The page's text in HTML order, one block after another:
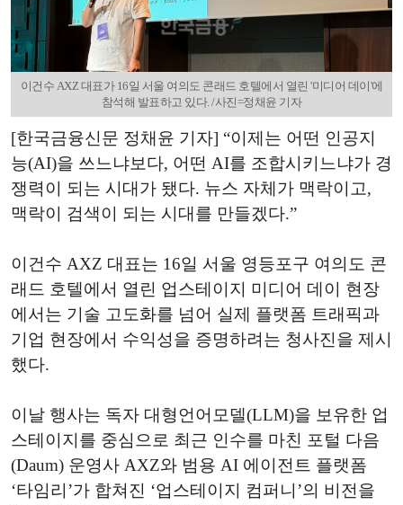
이건수 AXZ 대표가 16일 서울 여의도 콘래드 호텔에서 열린 '미디어 데이'에
참석해 발표하고 있다. /사진=정채윤 기자
[한국금융신문 정채윤 기자] “이제는 어떤 인공지
능(AI)을 쓰느냐보다, 어떤 AI를 조합시키느냐가 경
쟁력이 되는 시대가 됐다. 뉴스 자체가 맥락이고,
맥락이 검색이 되는 시대를 만들겠다.”
이건수 AXZ 대표는 16일 서울 영등포구 여의도 콘
래드 호텔에서 열린 업스테이지 미디어 데이 현장
에서는 기술 고도화를 넘어 실제 플랫폼 트래픽과
기업 현장에서 수익성을 증명하려는 청사진을 제시
했다.
이날 행사는 독자 대형언어모델(LLM)을 보유한 업
스테이지를 중심으로 최근 인수를 마친 포털 다음
(Daum) 운영사 AXZ와 범용 AI 에이전트 플랫폼
‘타임리’가 합쳐진 ‘업스테이지 컴퍼니’의 비전을